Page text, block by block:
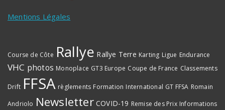
Mentions Légales
Course de Côte Rallye Rallye Terre Karting Ligue Endurance
VHC photos Monoplace GT3 Europe Coupe de France Classements
Drift FFSA règlements Formation International GT FFSA Romain
Andriolo Newsletter COVID-19 Remise des Prix Informations